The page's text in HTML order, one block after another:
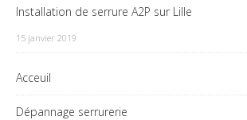
Installation de serrure A2P sur Lille
15 janvier 2019
Acceuil
Dépannage serrurerie